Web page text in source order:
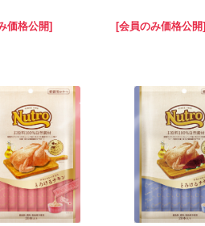
価格公開] [会員のみ価格公開]